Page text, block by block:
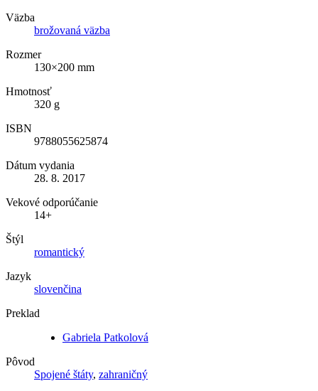
Väzba
brožovaná väzba
Rozmer
130×200 mm
Hmotnosť
320 g
ISBN
9788055625874
Dátum vydania
28. 8. 2017
Vekové odporúčanie
14+
Štýl
romantický
Jazyk
slovenčina
Preklad
Gabriela Patkolová
Pôvod
Spojené štáty, zahraničný